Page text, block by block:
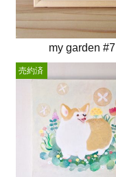
my garden #7
売約済